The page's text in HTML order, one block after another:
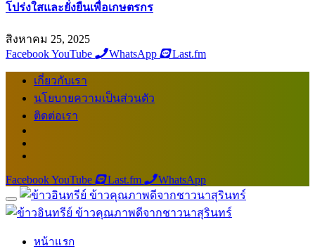
โปร่งใสและยั่งยืนเพื่อเกษตรกร
สิงหาคม 25, 2025
FacebookYouTube WhatsApp Last.fm
เกี่ยวกับเรา
นโยบายความเป็นส่วนตัว
ติดต่อเรา
FacebookYouTube Last.fm WhatsApp
หน้าแรก